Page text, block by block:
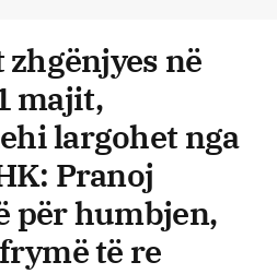
në
majit,
largohet nga
Pranoj
për humbjen,
të re